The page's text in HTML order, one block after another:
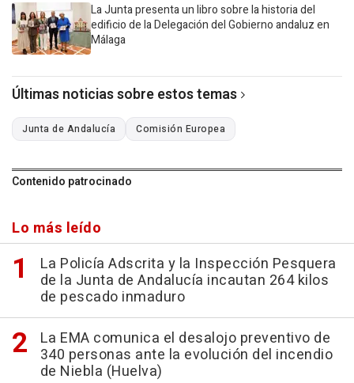
La Junta presenta un libro sobre la historia del
edificio de la Delegación del Gobierno andaluz en
Málaga
Últimas noticias sobre estos temas
Junta de Andalucía Comisión Europea
Contenido patrocinado
Lo más leído
La Policía Adscrita y la Inspección Pesquera
de la Junta de Andalucía incautan 264 kilos
de pescado inmaduro
La EMA comunica el desalojo preventivo de
340 personas ante la evolución del incendio
de Niebla (Huelva)